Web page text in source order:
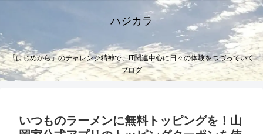
ハジカラ
「はじめから」のチャレンジ精神で、IT関連中心に日々の体験をつづっていく
ブログ
いつものラーメンに無料トッピングを！山